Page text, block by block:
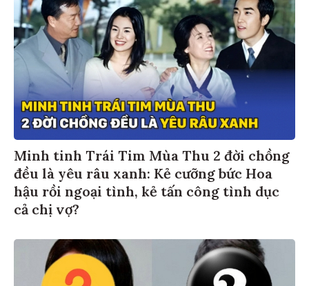
Minh tinh Trái Tim Mùa Thu 2 đời chồng
đều là yêu râu xanh: Kẻ cưỡng bức Hoa
hậu rồi ngoại tình, kẻ tấn công tình dục
cả chị vợ?